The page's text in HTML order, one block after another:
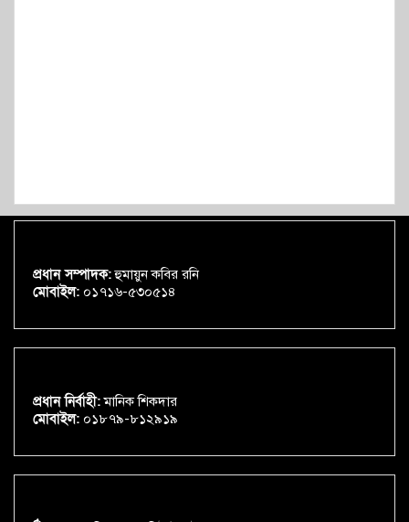
প্রধান সম্পাদক:হুমায়ুন কবির রনি
মোবাইল: ০১৭১৬-৫৩০৫১৪
প্রধান নির্বাহী:মানিক শিকদার
মোবাইল: ০১৮৭৯-৮১২৯১৯